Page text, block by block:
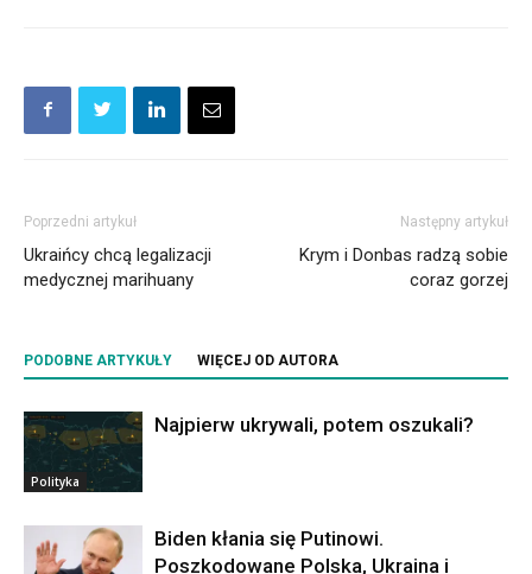
Poprzedni artykuł
Ukraińcy chcą legalizacji
medycznej marihuany
Następny artykuł
Krym i Donbas radzą sobie
coraz gorzej
PODOBNE ARTYKUŁY WIĘCEJ OD AUTORA
Polityka
Najpierw ukrywali, potem oszukali?
Biden kłania się Putinowi.
Poszkodowane Polska, Ukraina i